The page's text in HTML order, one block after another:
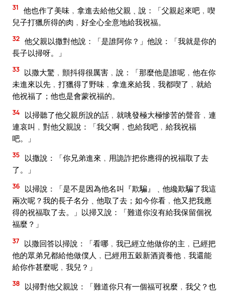
31
他也作了美味﹐拿進去給他父親﹑說：「父親起來吧﹐喫
兒子打獵所得的肉﹐好全心全意地給我祝福。
32 他父親以撒對他說：「是誰阿你？」他說：「我就是你的
長子以掃呀。」
33 以撒大驚﹐顫抖得很厲害﹐說：「那麼他是誰呢﹐他在你
未進來以先﹐打獵得了野味﹐拿進來給我﹐我都喫了﹐就給
他祝福了；他也是會蒙祝福的。
34 以掃聽了他父親所說的話﹐就咷發極大極慘苦的聲音﹐連
連哀叫﹐對他父親說：「我父啊﹐也給我吧﹐給我祝福
吧。」
35
以撒說：「你兄弟進來﹐用詭詐把你應得的祝福取了去
了。」
36 以掃說：「是不是因為他名叫『欺騙』﹑他纔欺騙了我這
兩次呢？我的長子名分﹑他取了去；如今你看﹐他又把我應
得的祝福取了去。」以掃又說：「難道你沒有給我保留個祝
福麼？」
37 以撒回答以掃說：「看哪﹐我已經立他做你的主﹐已經把
他的眾弟兄都給他做僕人﹐已經用五穀新酒資養他﹐我還能
給你作甚麼呢﹐我兒？」
38
以掃對他父親說：「難道你只有一個福可祝麼﹐我父？也